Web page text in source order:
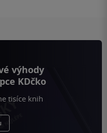
výhody
KDčko
tisíce knih